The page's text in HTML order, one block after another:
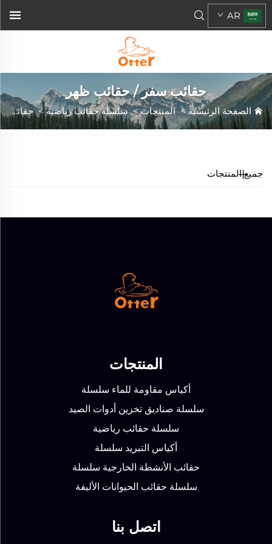
AR
حقائب سفر / حقائب ظهر
الصفحة الرئيسية>المنتجات>سلسلة حقائب رياضية>حقائب سفر / حقائب ظهر
جميع المنتجات
المنتجات
أكياس مقاومة للماء سلسلة
سلسلة صناديق تخزين أدوات الصيد
سلسلة حقائب رياضية
أكياس التبريد سلسلة
حقائب الأنشطة الخارجية سلسلة
سلسلة حقائب الحيوانات الأليفة
اتصل بنا